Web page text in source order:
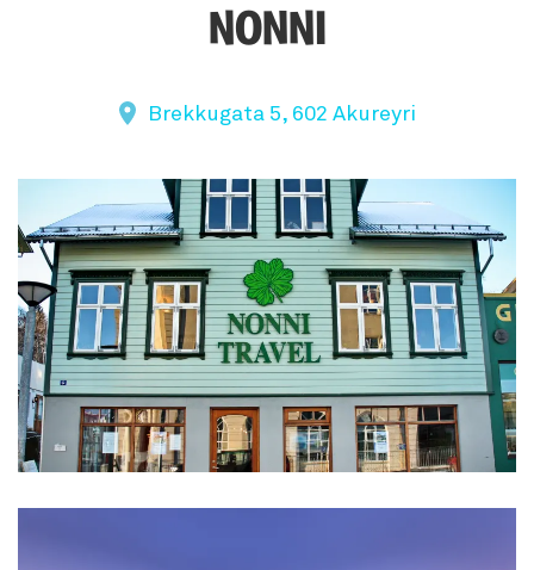
NONNI
Brekkugata 5, 602 Akureyri